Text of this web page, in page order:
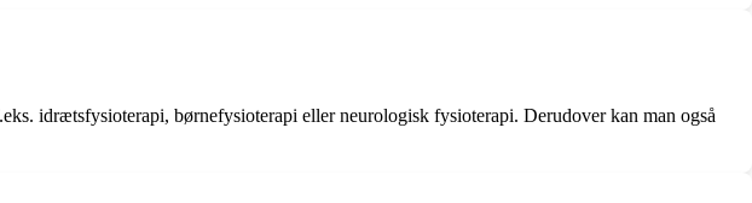
idrætsfysioterapi, børnefysioterapi eller neurologisk fysioterapi. Derudover kan man også